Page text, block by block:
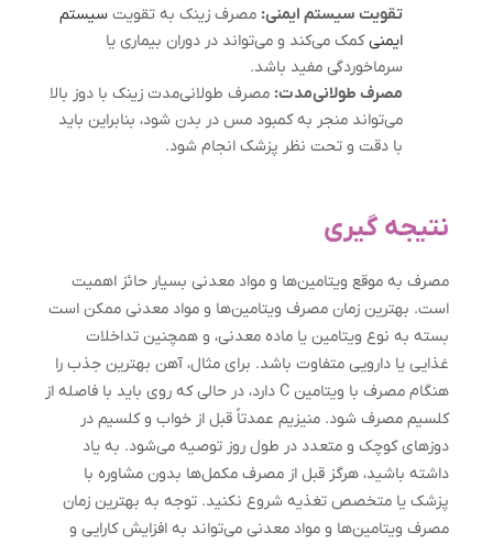
تقویت سیستم ایمنی: مصرف زینک به تقویت سیستم
ایمنیکمک می‌کند و می‌تواند در دوران بیماری یا
سرماخوردگی مفید باشد.
مصرف طولانی‌مدت: مصرف طولانی‌مدت زینک با دوز بالا
می‌تواند منجر به کمبود مس در بدن شود، بنابراین باید
با دقت و تحت نظر پزشک انجام شود.
نتیجه گیری
مصرف به موقع ویتامین‌ها و مواد معدنی بسیار حائز اهمیت
است. بهترین زمان مصرف ویتامین‌ها و مواد معدنی ممکن است
بسته به نوع ویتامین یا ماده معدنی، و همچنین تداخلات
غذایی یا دارویی متفاوت باشد. برای مثال، آهن بهترین جذب را
هنگام مصرف با ویتامین C دارد، در حالی که روی باید با فاصله از
کلسیم مصرف شود. منیزیم عمدتاً قبل از خواب و کلسیم در
دوزهای کوچک و متعدد در طول روز توصیه می‌شود. به یاد
داشته باشید، هرگز قبل از مصرف مکمل‌ها بدون مشاوره با
پزشک یا متخصص تغذیه شروع نکنید. توجه به بهترین زمان
مصرف ویتامین‌ها و مواد معدنی می‌تواند به افزایش کارایی و